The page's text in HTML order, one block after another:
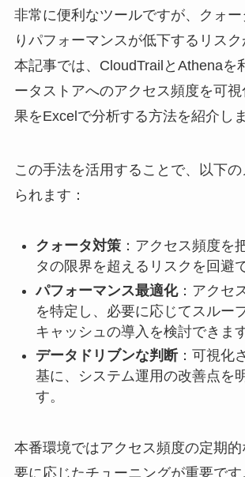
非常に便利なツールですが、クォー
りパフォーマンスが低下するリスク
本記事では、CloudTrailとAthenaを
ータストアへのアクセス頻度を可
果をExcelで分析する方法を紹介しま
この手法を活用することで、以下
られます：
クォータ対策：アクセス頻度を
タの限界を超えるリスクを回避
パフォーマンス最適化：アクセ
を特定し、必要に応じてスルー
キャッシュの導入を検討できます
データドリブンな判断：可視化
基に、システム運用の改善点を
す。
本番環境ではアクセス頻度の定期
要に応じたチューニングが重要で